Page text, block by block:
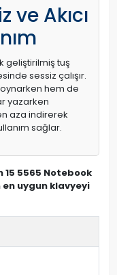
ve Akıcı
geliştirilmiş tuş
sessiz çalışır.
hem de
yazarken
aza indirerek
sağlar.
15 5565 Notebook
uygun klavyeyi